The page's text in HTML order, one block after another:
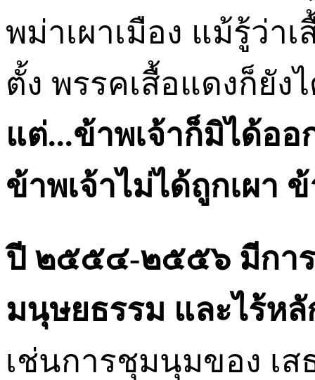
พม่าเผาเมือง แม้รู้ว่า
ตั้ง พรรคเสื้อแดงก็ยัง
แต่...ข้าพเจ้าก็มิได้ออ
ข้าพเจ้าไม่ได้ถูกเผา
ปี ๒๕๕๔-๒๕๕๖ มีกา
มนุษยธรรม และไร้ห
เช่นการชุมนุมของ เ